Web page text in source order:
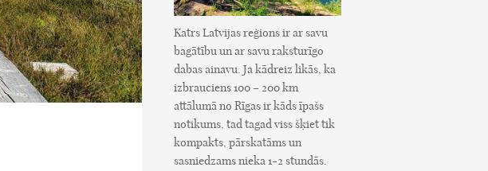
Katrs Latvijas reģions ir ar savu
bagātību un ar savu raksturīgo
dabas ainavu. Ja kādreiz likās, ka
izbrauciens 100 – 200 km
attālumā no Rīgas ir kāds īpašs
notikums, tad tagad viss šķiet tik
kompakts, pārskatāms un
sasniedzams nieka 1-2 stundās.